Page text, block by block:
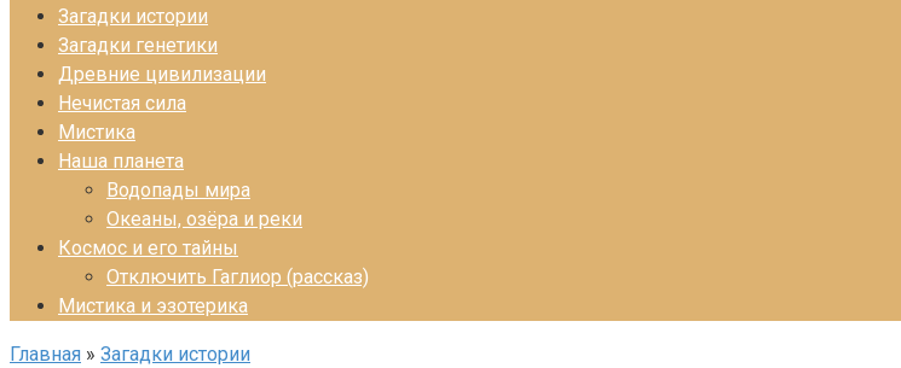
Загадки истории
Загадки генетики
Древние цивилизации
Нечистая сила
Мистика
Наша планета
Водопады мира
Океаны, озёра и реки
Космос и его тайны
Отключить Гаглиор (рассказ)
Мистика и эзотерика
Главная » Загадки истории